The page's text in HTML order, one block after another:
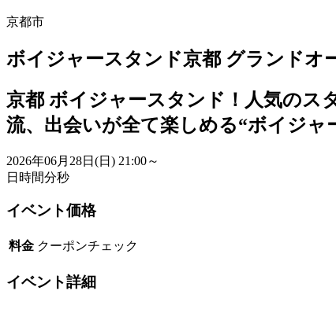
京都市
ボイジャースタンド京都 グランドオ
京都 ボイジャースタンド！人気のス
流、出会いが全て楽しめる“ボイジ
2026年06月28日(日) 21:00～
日 時間分秒
イベント価格
料金 クーポンチェック
イベント詳細